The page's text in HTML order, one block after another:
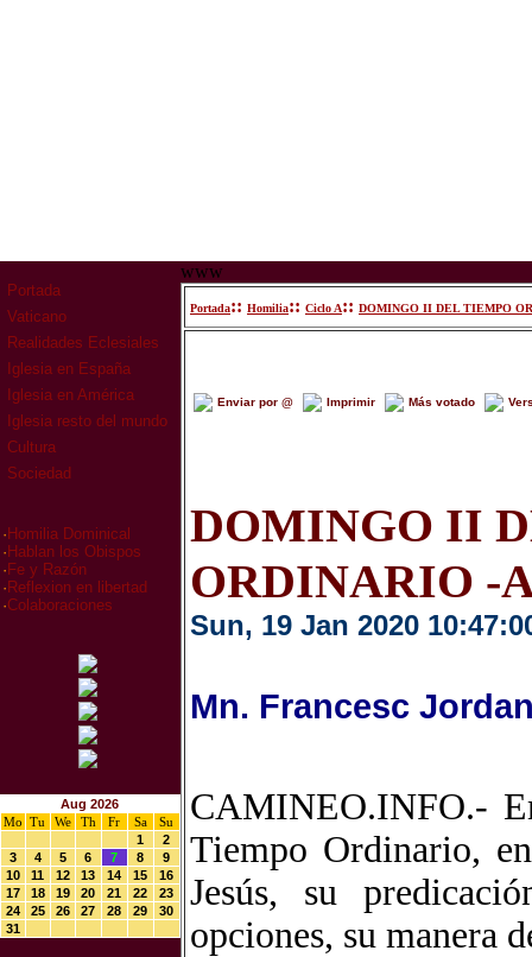
Portada
Vaticano
Realidades Eclesiales
Iglesia en España
Iglesia en América
Iglesia resto del mundo
Cultura
Sociedad
· Homilia Dominical
· Hablan los Obispos
· Fe y Razón
· Reflexion en libertad
·Colaboraciones
Aug 2026
Mo
Tu We Th Fr Sa
Su
1
2
3
4 5 6 7 8
9
10
11 12 13 14 15
16
17
18 19 20 21 22
23
24
25 26 27 28 29
30
31
www
Portada:: Homilia:: Ciclo A:: DOMINGO II DEL TIEMPO
Enviar por @ Imprimir Más votado
DOMINGO II
ORDINARIO -
Sun, 19 Jan 2020
Mn. Francesc
CAMINEO.INFO.-
Tiempo Ordinario,
Jesús, su
opciones, su manera